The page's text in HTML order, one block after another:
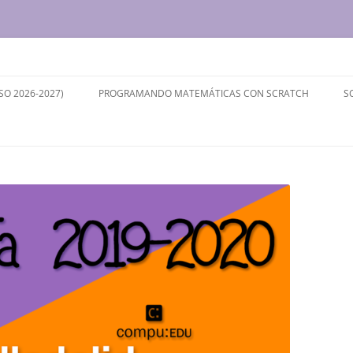
2026-2027) PROGRAMANDO MATEMÁTICAS CON SCRATCH